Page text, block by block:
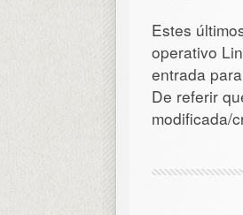
Estes
operativo
entrada
De referir
modificada/